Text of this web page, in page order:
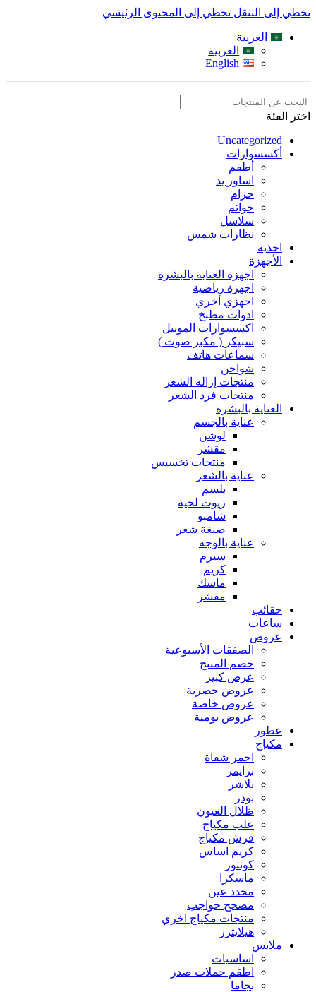
تخطي إلى التنقل تخطي إلى المحتوى الرئيسي
العربية
العربية
English
اختر الفئة
Uncategorized
أكسسوارات
أطقم
اساور يد
حزام
خواتم
سلاسل
نظارات شمس
احذية
الأجهزة
اجهزة العناية بالبشرة
اجهزة رياضية
اجهزي أخري
ادوات مطبخ
اكسسوارات الموبيل
سبيكر ( مكبر صوت )
سماعات هاتف
شواحن
منتجات إزاله الشعر
منتجات فرد الشعر
العناية بالبشرة
عناية بالجسم
لوشن
مقشر
منتجات تخسيس
عناية بالشعر
بلسم
زيوت لحية
شامبو
صبغة شعر
عناية بالوجه
سيرم
كريم
ماسك
مقشر
حقائب
ساعات
عروض
الصفقات الأسبوعية
خصم المنتج
عرض كبير
عروض حصرية
عروض خاصة
عروض يومية
عطور
مكياج
احمر شفاة
برايمر
بلاشر
بودر
ظلال العيون
علب مكياج
فرش مكياج
كريم اساس
كونتور
ماسكرا
محدد عين
مصحح حواجب
منتجات مكياج اخري
هيلايترز
ملابس
اساسيات
اطقم حملات صدر
بجاما